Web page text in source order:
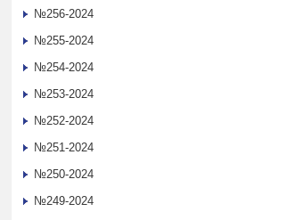
№256-2024
№255-2024
№254-2024
№253-2024
№252-2024
№251-2024
№250-2024
№249-2024